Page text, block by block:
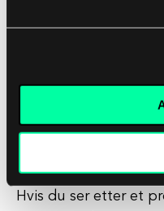
som datagrafikk,
som gjør dem i
Hvis du ser etter et